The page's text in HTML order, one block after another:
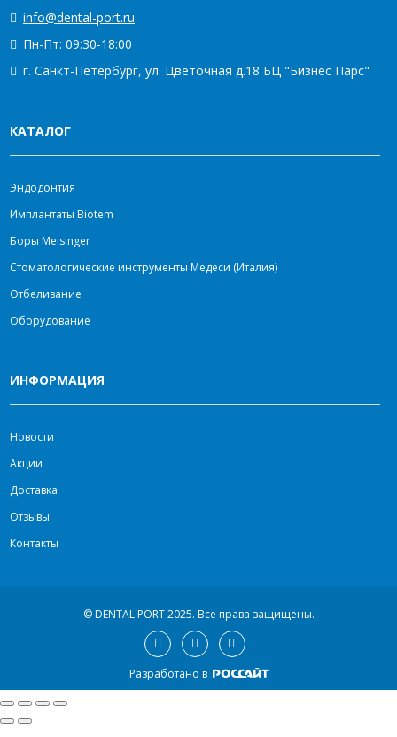
info@dental-port.ru
Пн-Пт: 09:30-18:00
г. Санкт-Петербург, ул. Цветочная д.18 БЦ "Бизнес Парс"
КАТАЛОГ
Эндодонтия
Имплантаты Biotem
Боры Meisinger
Стоматологические инструменты Медеси (Италия)
Отбеливание
Оборудование
ИНФОРМАЦИЯ
Новости
Акции
Доставка
Отзывы
Контакты
© DENTAL PORT 2025. Все права защищены.
Разработано в